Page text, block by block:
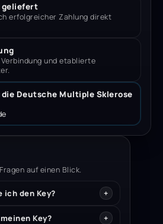
erfolgreicher Zahlung direkt
und etablierte
die Deutsche Multiple Sklerose
auf einen Blick.
ich den Key?
Key?